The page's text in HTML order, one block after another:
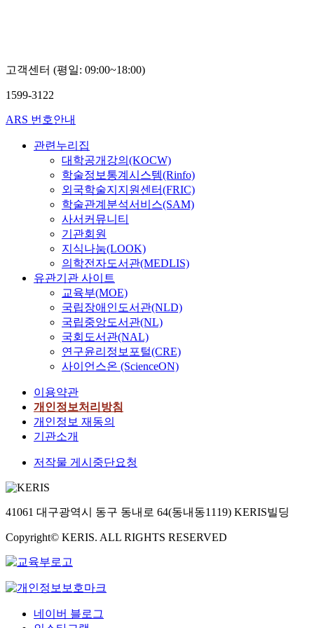
고객센터 (평일: 09:00~18:00)
1599-3122
ARS 번호안내
관련누리집
대학공개강의(KOCW)
학술정보통계시스템(Rinfo)
외국학술지지원센터(FRIC)
학술관계분석서비스(SAM)
사서커뮤니티
기관회원
지식나눔(LOOK)
의학전자도서관(MEDLIS)
유관기관 사이트
교육부(MOE)
국립장애인도서관(NLD)
국립중앙도서관(NL)
국회도서관(NAL)
연구윤리정보포털(CRE)
사이언스온 (ScienceON)
이용약관
개인정보처리방침
개인정보 재동의
기관소개
저작물 게시중단요청
41061 대구광역시 동구 동내로 64(동내동1119) KERIS빌딩
Copyright© KERIS. ALL RIGHTS RESERVED
네이버 블로그